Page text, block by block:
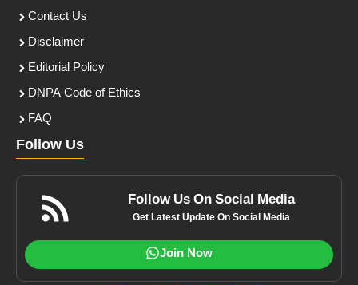
Contact Us
Disclaimer
Editorial Policy
DNPA Code of Ethics
FAQ
Follow Us
Follow Us On Social Media
Get Latest Update On Social Media
Join Now